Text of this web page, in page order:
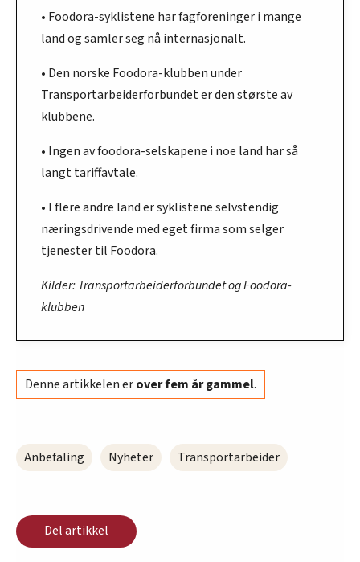
• Foodora-syklistene har fagforeninger i mange
land og samler seg nå internasjonalt.
• Den norske Foodora-klubben under
Transportarbeiderforbundet er den største av
klubbene.
• Ingen av foodora-selskapene i noe land har så
langt tariffavtale.
• I flere andre land er syklistene selvstendig
næringsdrivende med eget firma som selger
tjenester til Foodora.
Kilder: Transportarbeiderforbundet og Foodora-
klubben
Denne artikkelen erover fem år gammel.
Anbefaling Nyheter Transportarbeider
Del artikkel